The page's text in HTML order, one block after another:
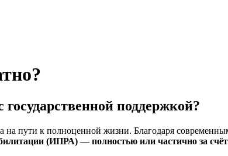
поддержкой?
на пути к полноценной жизни. Благодаря
(ИПРА) — полностью или частично за счёт